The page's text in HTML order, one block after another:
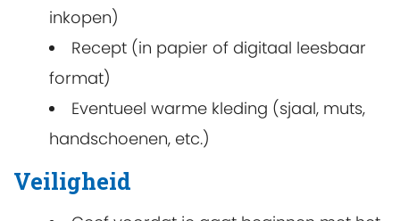
inkopen)
Recept (in papier of digitaal leesbaar
format)
Eventueel warme kleding (sjaal, muts,
handschoenen, etc.)
Veiligheid